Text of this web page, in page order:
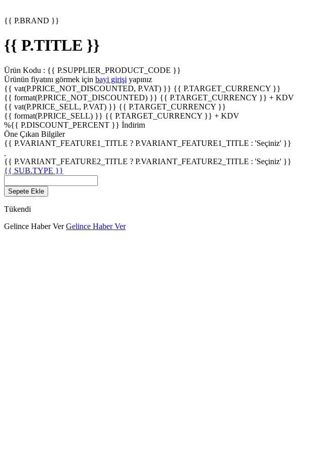
{{ P.BRAND }}
{{ P.TITLE }}
Ürün Kodu : {{ P.SUPPLIER_PRODUCT_CODE }}
Ürünün fiyatını görmek için bayi girişi yapınız
{{ vat(P.PRICE_NOT_DISCOUNTED, P.VAT) }} {{ P.TARGET_CURRENCY }}
{{ format(P.PRICE_NOT_DISCOUNTED) }} {{ P.TARGET_CURRENCY }} + KDV
{{ vat(P.PRICE_SELL, P.VAT) }} {{ P.TARGET_CURRENCY }}
{{ format(P.PRICE_SELL) }} {{ P.TARGET_CURRENCY }} + KDV
%{{ P.DISCOUNT_PERCENT }} İndirim
Öne Çıkan Bilgiler
{{ P.VARIANT_FEATURE1_TITLE ? P.VARIANT_FEATURE1_TITLE : 'Seçiniz' }}
{{ P.VARIANT_FEATURE2_TITLE ? P.VARIANT_FEATURE2_TITLE : 'Seçiniz' }}
{{ SUB.TYPE }}
Sepete Ekle
Tükendi
Gelince Haber Ver Gelince Haber Ver